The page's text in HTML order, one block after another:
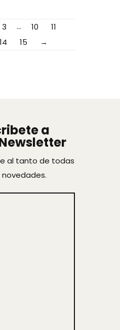
3 … 10
11
14 15 →
a
al tanto de todas